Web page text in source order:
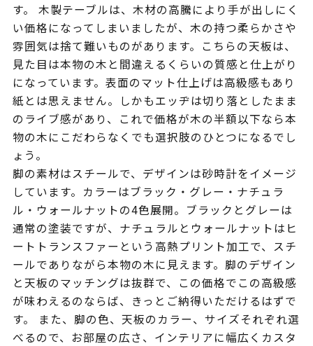
す。 木製テーブルは、木材の高騰により手が出しにく
い価格になってしまいましたが、木の持つ柔らかさや
雰囲気は捨て難いものがあります。こちらの天板は、
見た目は本物の木と間違えるくらいの質感と仕上がり
になっています。表面のマット仕上げは高級感もあり
紙とは思えません。しかもエッヂは切り落としたまま
のライブ感があり、これで価格が木の半額以下なら本
物の木にこだわらなくでも選択肢のひとつになるでし
ょう。
脚の素材はスチールで、デザインは砂時計をイメージ
しています。カラーはブラック・グレー・ナチュラ
ル・ウォールナットの4色展開。ブラックとグレーは
通常の塗装ですが、ナチュラルとウォールナットはヒ
ートトランスファーという高熱プリント加工で、スチ
ールでありながら本物の木に見えます。脚のデザイン
と天板のマッチングは抜群で、この価格でこの高級感
が味わえるのならば、きっとご納得いただけるはずで
す。 また、脚の色、天板のカラー、サイズそれぞれ選
べるので、お部屋の広さ、インテリアに幅広くカスタ